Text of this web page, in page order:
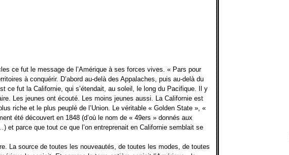
ce fut le message de l’Amérique à ses forces vives. « Pars pour
à conquérir. D’abord au-delà des Appalaches, puis au-delà du
ce fut la Californie, qui s’étendait, au soleil, le long du Pacifique. Il y
Les jeunes ont écouté. Les moins jeunes aussi. La Californie est
riche et le plus peuplé de l’Union. Le véritable « Golden State », «
été découvert en 1848 (d’où le nom de « 49ers » donnés aux
et parce que tout ce que l’on entreprenait en Californie semblait se
La source de toutes les nouveautés, de toutes les modes, de toutes